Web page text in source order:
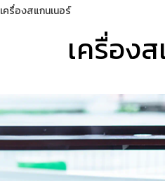
เครื่องสแกนเนอร์
เครื่อง